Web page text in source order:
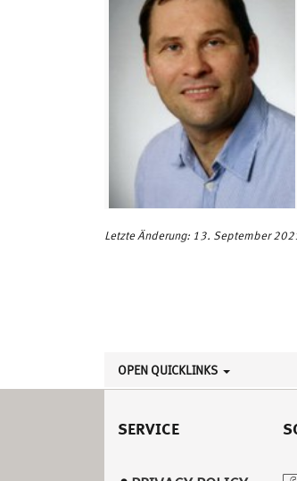
Letzte Änderung: 13. September
OPEN QUICKLINKS
SERVICE